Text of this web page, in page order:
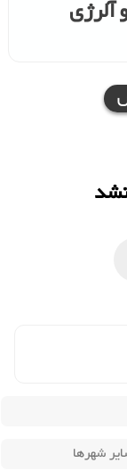
شهرها